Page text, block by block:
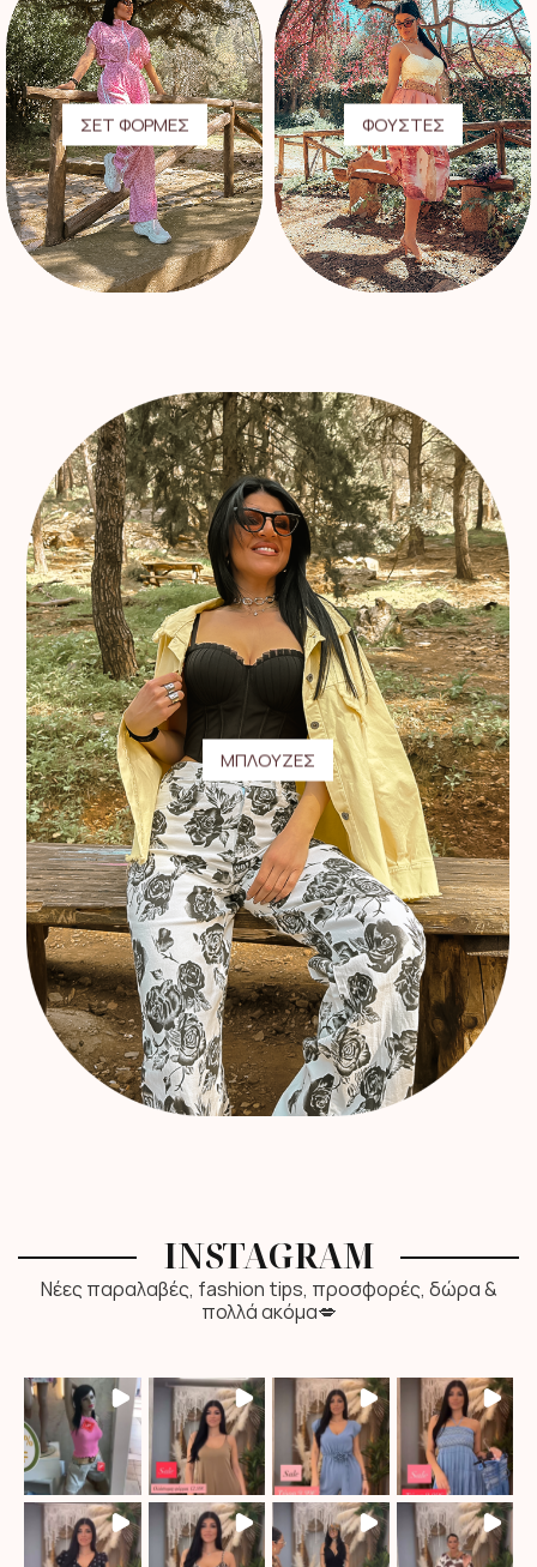
ΣΕΤ ΦΟΡΜΕΣ ΦΟΥΣΤΕΣ
ΜΠΛΟΥΖΕΣ
INSTAGRAM
Νέες παραλαβές, fashion tips, προσφορές, δώρα &
πολλά ακόμα💋